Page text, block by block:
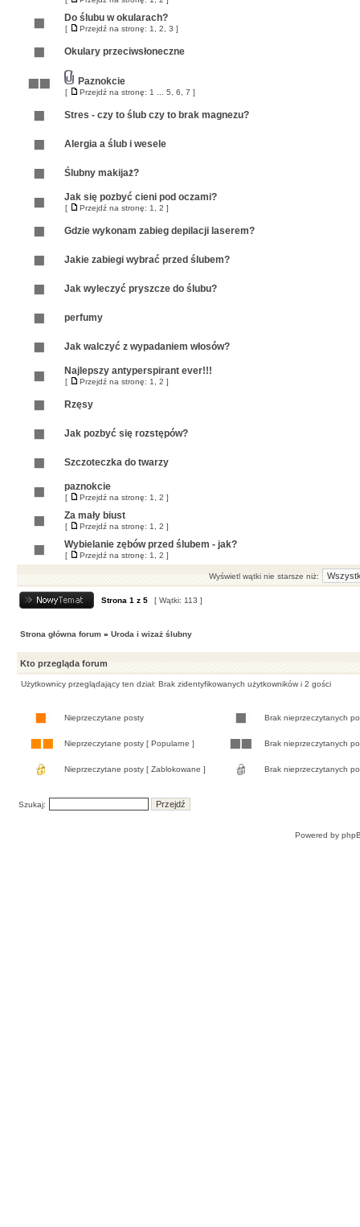
Do ślubu w okularach?
[ Przejdź na stronę: 1 2 3 ]
Okulary przeciwsłoneczne
Paznokcie
[ Przejdź na stronę: 1 5 6 7 ]
Stres - czy to ślub czy to brak magnezu?
Alergia a ślub i wesele
Ślubny makijaż?
Jak się pozbyć cieni pod oczami?
[ Przejdź na stronę: 1 2 ]
Gdzie wykonam zabieg depilacji laserem?
Jakie zabiegi wybrać przed ślubem?
Jak wyleczyć pryszcze do ślubu?
perfumy
Jak walczyć z wypadaniem włosów?
Najlepszy antyperspirant ever!!!
[ Przejdź na stronę: 1 2 ]
Rzęsy
Jak pozbyć się rozstępów?
Szczoteczka do twarzy
paznokcie
[ Przejdź na stronę: 1 2 ]
Za mały biust
[ Przejdź na stronę: 1 2 ]
Wybielanie zębów przed ślubem - jak?
[ Przejdź na stronę: 1 2 ]
Wyświetl wątki nie starsze niż:
Strona 1 z 5 [ Wątki: 113 ]
Strona główna forum » Uroda i wizaż ślubny
Kto przegląda forum
Użytkownicy przeglądający ten dział: Brak zidentyfikowanych użytkowników i 2 gości
Nieprzeczytane posty Brak nieprzeczytanych
Nieprzeczytane posty [ Popularne ] Brak nieprzeczytanych
Nieprzeczytane posty [ Zablokowane ] Brak nieprzeczytanych
Szukaj:
Powered by